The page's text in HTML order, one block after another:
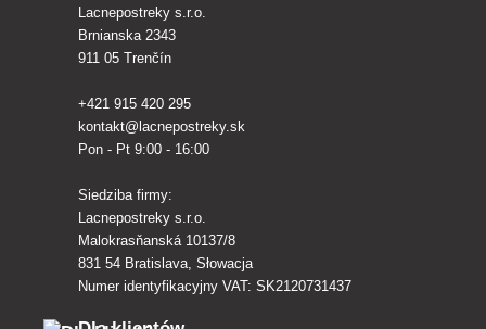
Lacnepostreky s.r.o.
Brnianska 2343
911 05 Trenčín
+421 915 420 295
kontakt@lacnepostreky.sk
Pon - Pt 9:00 - 16:00
Siedziba firmy:
Lacnepostreky s.r.o.
Malokrasňanská 10137/8
831 54 Bratislava, Słowacja
Numer identyfikacyjny VAT: SK2120731437